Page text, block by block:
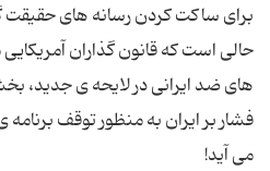
برای ساکت کردن رسانه های حقیقت
حالی است که قانون گذاران
های ضد ایرانی در لایحه ی جدید،
فشار بر ایران به منظور توقف